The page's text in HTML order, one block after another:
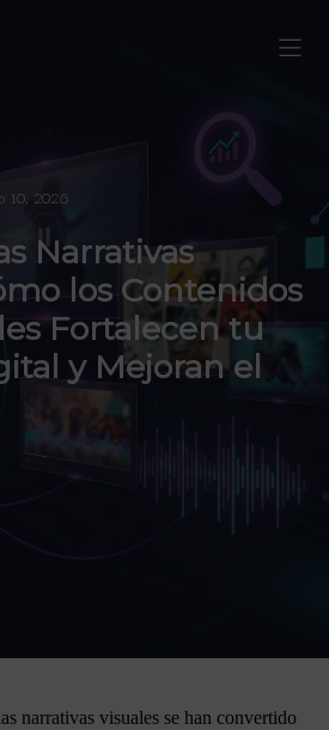
10, 2026
Narrativas
los Contenidos
Fortalecen tu
y Mejoran el
narrativas visuales se han convertido